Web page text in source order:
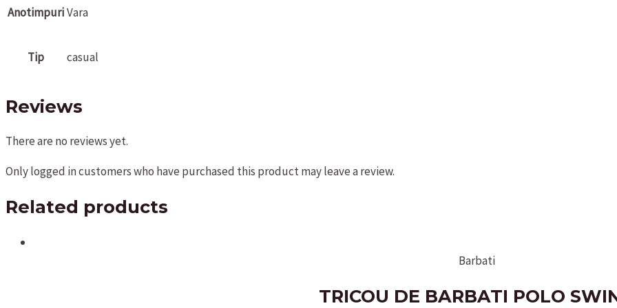
AnotimpuriVara
Tip casual
Reviews
There are no reviews yet.
Only logged in customers who have purchased this product may leave a review.
Related products
Barbati
TRICOU DE BARBATI POLO